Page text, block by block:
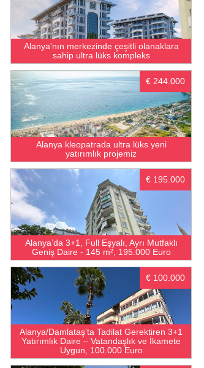
Alanya'nın merkezinde çeşitli olanaklara
sahip ultra lüks kompleks
Alanya kleopatrada ultra lüks yeni
yatırımlık projemiz
€ 244.000
Alanya’da 3+1, Full Eşyalı, Ayrı Mutfaklı
Geniş Daire - 145 m², 195.000 Euro
€ 195.000
Alanya/Damlataş’ta Tadilat Gerektiren 3+1
Yatırımlık Daire – Vatandaşlık ve İkamete
Uygun, 100.000 Euro
€ 100.000